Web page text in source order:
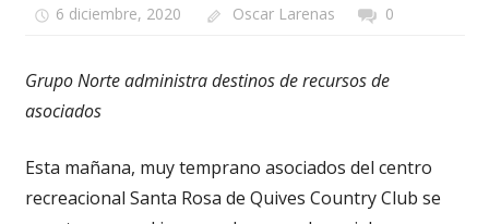
6 diciembre, 2020 Oscar Larenas 0
Grupo Norte administra destinos de recursos de
asociados
Esta mañana, muy temprano asociados del centro
recreacional Santa Rosa de Quives Country Club se